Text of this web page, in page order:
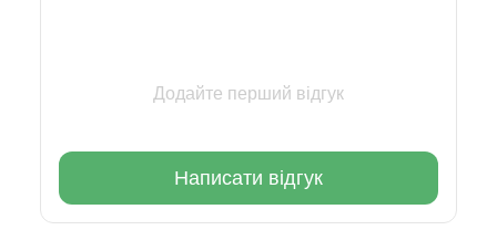
Додайте перший відгук
Написати відгук